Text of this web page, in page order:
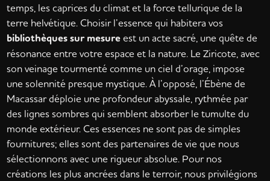
temps, les caprices du climat et la force tellurique de la
terre helvétique. Choisir l’essence qui habitera vos
bibliothèques sur mesureest un acte sacré, une quête de
résonance entre votre espace et la nature. Le Ziricote, avec
son veinage tourmenté comme un ciel d’orage, impose
une solennité presque mystique. À l’opposé, l’Ébène de
Macassar déploie une profondeur abyssale, rythmée par
des lignes sombres qui semblent absorber le tumulte du
monde extérieur. Ces essences ne sont pas de simples
fournitures; elles sont des partenaires de vie que nous
sélectionnons avec une rigueur absolue. Pour nos
créations les plus ancrées dans le terroir, nous privilégions